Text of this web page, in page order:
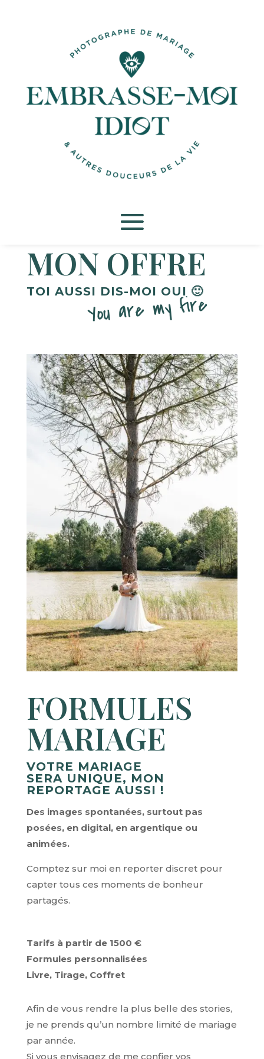
MON OFFRE
TOI AUSSI DIS-MOI OUI 🙂
You are my fire
FORMULES
MARIAGE
VOTRE MARIAGE
SERA UNIQUE, MON
REPORTAGE AUSSI !
Des images spontanées, surtout pas
posées, en digital, en argentique ou
animées.
Comptez sur moi en reporter discret pour
capter tous ces moments de bonheur
partagés.
Tarifs à partir de 1500 €
Formules personnalisées
Livre, Tirage, Coffret
Afin de vous rendre la plus belle des stories,
je ne prends qu’un nombre limité de mariage
par année.
Si vous envisagez de me confier vos